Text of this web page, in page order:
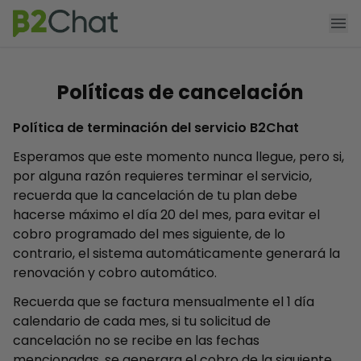
Precios
App Shopify
Recursos
Políticas de cancelación
Política de terminación del servicio B2Chat
Esperamos que este momento nunca llegue, pero si,
por alguna razón requieres terminar el servicio,
recuerda que la cancelación de tu plan debe
hacerse máximo el día 20 del mes, para evitar el
cobro programado del mes siguiente, de lo
contrario, el sistema automáticamente generará la
renovación y cobro automático.
Recuerda que se factura mensualmente el 1 día
calendario de cada mes, si tu solicitud de
cancelación no se recibe en las fechas